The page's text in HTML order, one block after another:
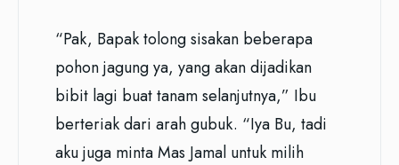
“Pak, Bapak tolong sisakan beberapa
pohon jagung ya, yang akan dijadikan
bibit lagi buat tanam selanjutnya,” Ibu
berteriak dari arah gubuk. “Iya Bu, tadi
aku juga minta Mas Jamal untuk milih